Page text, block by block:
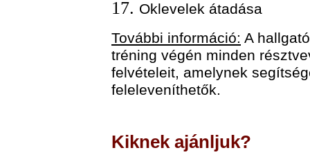
Oklevelek átadása
További információ: A
tréning végén minden
felvételeit, amelynek
feleleveníthetők.
Kiknek ajánljuk?